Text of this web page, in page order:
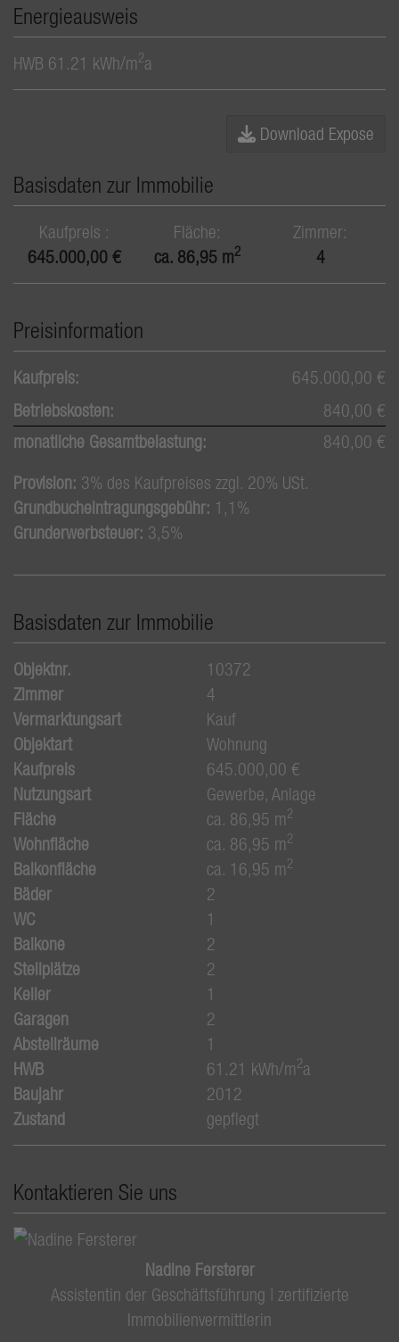
Energieausweis
HWB 61.21 kWh/m2a
Download Expose
Basisdaten zur Immobilie
Kaufpreis
645.000,00 €
Fläche
ca. 86,95 m2
Zimmer
4
Preisinformation
Kaufpreis:
645.000,00 €
Betriebskosten:
840,00 €
monatliche Gesamtbelastung:
840,00 €
Provision: 3% des Kaufpreises zzgl. 20% USt.
Grundbucheintragungsgebühr: 1,1%
Grunderwerbsteuer: 3,5%
Basisdaten zur Immobilie
Objektnr.
10372
Zimmer
4
Vermarktungsart
Kauf
Objektart
Wohnung
Kaufpreis
645.000,00 €
Nutzungsart
Gewerbe Anlage
Fläche
ca. 86,95 m2
Wohnfläche ca. 86,95 m2
Balkonfläche ca. 16,95 m2
Bäder
2
WC
1
Balkone
2
Stellplätze
2
Keller
1
Garagen
2
Abstellräume
1
HWB
61.21 kWh/m2a
Baujahr
2012
Zustand
gepflegt
Kontaktieren Sie uns
Nadine Fersterer
Assistentin der Geschäftsführung | zertifizierte
Immobilienvermittlerin